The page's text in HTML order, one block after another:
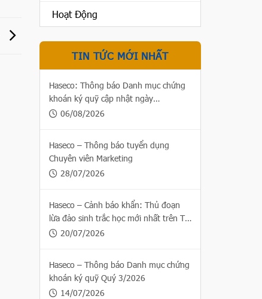
Hoạt Động
TIN TỨC MỚI NHẤT
Haseco: Thông báo Danh mục chứng
khoán ký quỹ cập nhật ngày
06/08/2026
06/08/2026
Haseco – Thông báo tuyển dụng
Chuyên viên Marketing
28/07/2026
Haseco – Cảnh báo khẩn: Thủ đoạn
lừa đảo sinh trắc học mới nhất trên Thị
trường chứng khoán
20/07/2026
Haseco – Thông báo Danh mục chứng
khoán ký quỹ Quý 3/2026
14/07/2026